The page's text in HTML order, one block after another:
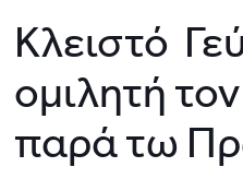
Κλειστό
ομιλητή
παρά τω